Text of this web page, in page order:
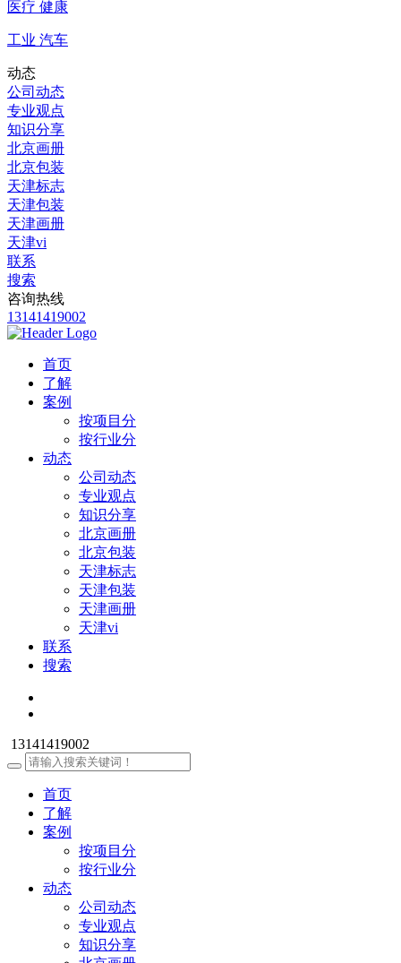
医疗 健康
工业 汽车
动态
公司动态
专业观点
知识分享
北京画册
北京包装
天津标志
天津包装
天津画册
天津vi
联系
搜索
咨询热线
13141419002
首页
了解
案例
按项目分
按行业分
动态
公司动态
专业观点
知识分享
北京画册
北京包装
天津标志
天津包装
天津画册
天津vi
联系
搜索
13141419002
首页
了解
案例
按项目分
按行业分
动态
公司动态
专业观点
知识分享